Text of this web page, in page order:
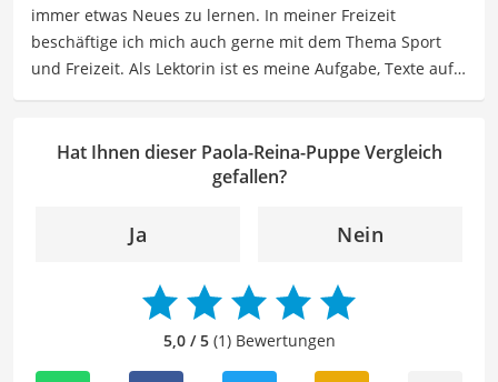
Der Paola-Reina-Puppe-Vergleich ist aus unserer Sicht
besonders empfehlenswert fürKinderundSammler.
immer etwas Neues zu lernen. In meiner Freizeit
beschäftige ich mich auch gerne mit dem Thema Sport
und Freizeit. Als Lektorin ist es meine Aufgabe, Texte auf
Autoren dabei zu helfen, ihre Botschaften klar und
effektiv zu kommunizieren. Durch meine Leidenschaft für
Interessen, bringe ich frische Perspektiven sowie neue
dass die Texte sowohl qualitativ hochwertig als auch
ansprechend sind.
Hat Ihnen dieser Paola-Reina-Puppe Vergleich
gefallen?
Ja Nein
5,0 / 5(1) Bewertungen